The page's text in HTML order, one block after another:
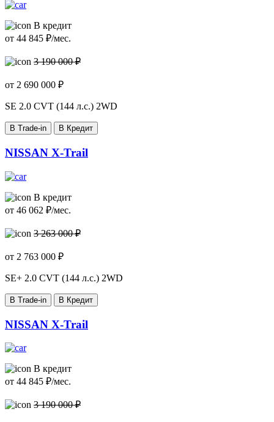
В кредит
от 44 845 ₽/мес.
3 190 000 ₽
от 2 690 000 ₽
SE 2.0 CVT (144 л.с.) 2WD
В Trade-in В Кредит
NISSAN X-Trail
В кредит
от 46 062 ₽/мес.
3 263 000 ₽
от 2 763 000 ₽
SE+ 2.0 CVT (144 л.с.) 2WD
В Trade-in В Кредит
NISSAN X-Trail
В кредит
от 44 845 ₽/мес.
3 190 000 ₽